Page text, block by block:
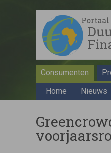
Consumenten
Home
Nieuws